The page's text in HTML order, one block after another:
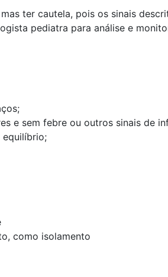
ter cautela, pois os sinais
pediatra para análise e
e sem febre ou outros sinais de
equilíbrio;
como isolamento